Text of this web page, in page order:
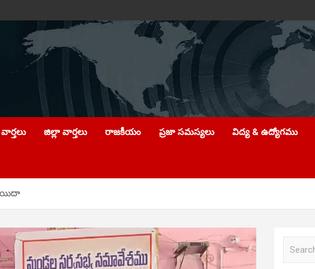
జిల్లా వార్తలు రాజకీయం ప్రజా సమస్యలు విద్య & ఉద్యోగము